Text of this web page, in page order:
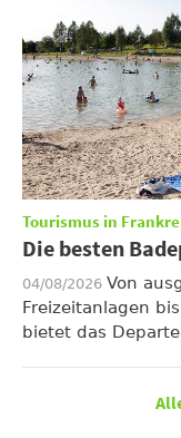
Tourismus in
Die besten
04/08/2026 Von
Freizeitanlagen
bietet das